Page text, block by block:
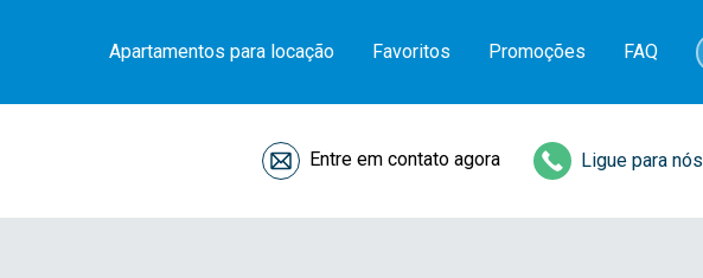
Apartamentos para locação Favoritos Promoções FAQ
Entre em contato agora Ligue para nós